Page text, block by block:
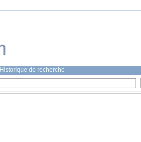
Historique de recherche